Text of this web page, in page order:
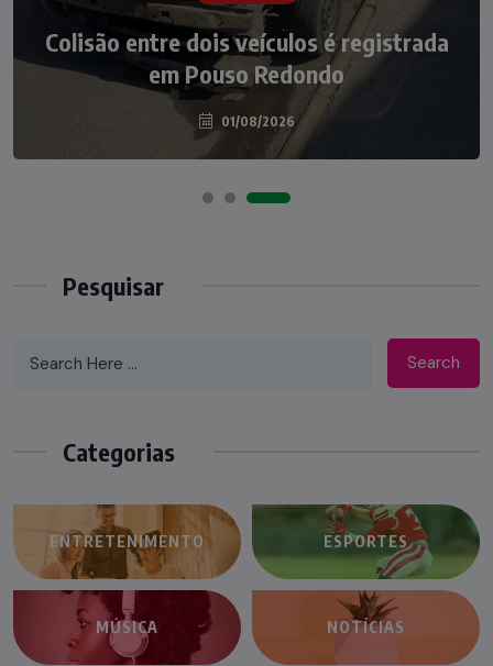
Colisão entre dois veículos é registrada
em Pouso Redondo
01/08/2026
Irmãos de 7 e 14 anos morrem
atropelados na BR-470 em Pouso
Redondo
04/08/2026
Pesquisar
Search
Categorias
ENTRETENIMENTO ESPORTES
MÚSICA NOTÍCIAS